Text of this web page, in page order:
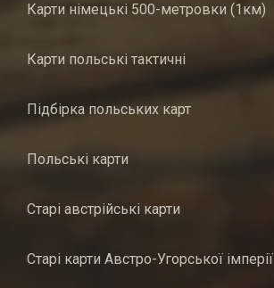
Карти німецькі 500-метровки (1км)
Карти польські тактичні
Підбірка польських карт
Польські карти
Старі австрійські карти
Старі карти Австро-Угорської імперії